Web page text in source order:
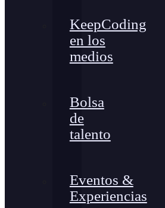
KeepCoding
en los
medios
Bolsa
de
talento
Eventos &
Experiencias